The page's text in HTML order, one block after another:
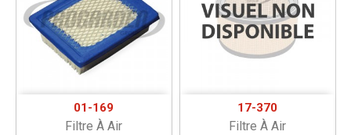
01-169
Filtre À Air
17-370
Filtre À Air